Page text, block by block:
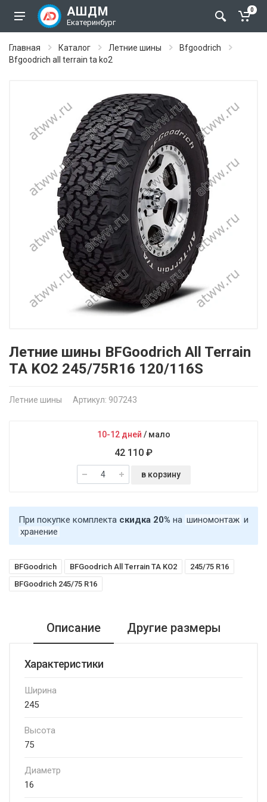
АШДМ
Екатеринбург
0
Главная Каталог Летние шины
Bfgoodrich
Bfgoodrich all terrain ta ko2
Летние шины BFGoodrich All Terrain
TA KO2 245/75R16 120/116S
Летние шины Артикул: 907243
10-12 дней / мало
42 110 ₽
в корзину
При покупке комплекта скидка 20% на шиномонтаж и
хранение
BFGoodrich BFGoodrich All Terrain TA KO2
245/75 R16
BFGoodrich 245/75 R16
Описание Другие размеры
Характеристики
Ширина
245
Высота
75
Диаметр
16